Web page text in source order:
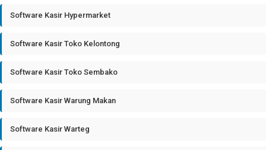
Software Kasir Hypermarket
Software Kasir Toko Kelontong
Software Kasir Toko Sembako
Software Kasir Warung Makan
Software Kasir Warteg